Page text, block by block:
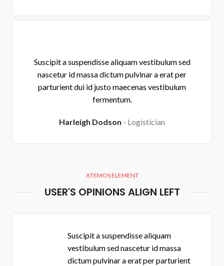
Suscipit a suspendisse aliquam vestibulum sed
nascetur id massa dictum pulvinar a erat per
parturient dui id justo maecenas vestibulum
fermentum.
Harleigh Dodson Logistician
XTEMOS ELEMENT
USER'S OPINIONS ALIGN LEFT
Suscipit a suspendisse aliquam
vestibulum sed nascetur id massa
dictum pulvinar a erat per parturient